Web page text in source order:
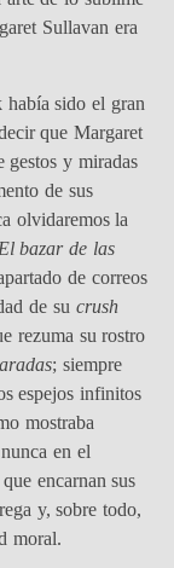
Sullavan era
sido el gran
que Margaret
gestos y miradas
de sus
olvidaremos la
El bazar de las
de correos
de su crush
rezuma su rostro
; siempre
espejos infinitos
mostraba
en el
encarnan sus
y, sobre todo,
moral.